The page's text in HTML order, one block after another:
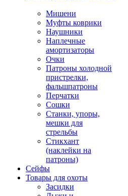
Мишени
Муфты коврики
Наушники
Наплечные
амортизаторы
Очки
Патроны холодной
пристрелки,
фальшпатроны
Перчатки
Сошки
Станки, упоры,
мешки для
стрельбы
Стикхант
(наклейки на
патроны)
Сейфы
Товары для охоты
Засидки